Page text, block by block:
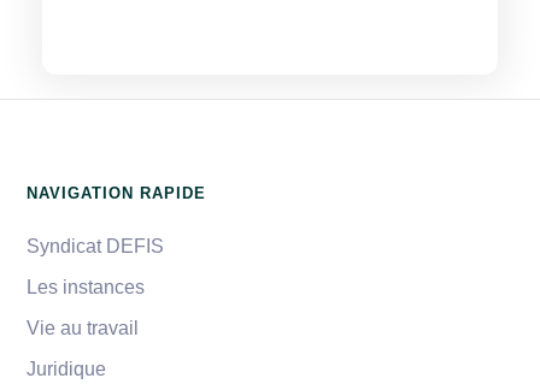
NAVIGATION RAPIDE
Syndicat DEFIS
Les instances
Vie au travail
Juridique